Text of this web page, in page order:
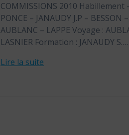
COMMISSIONS 2010 Habillement
PONCE – JANAUDY J.P –
AUBLANC – LAPPE Voyage :
LASNIER Formation : JANAUDY S.…
Lire la suite